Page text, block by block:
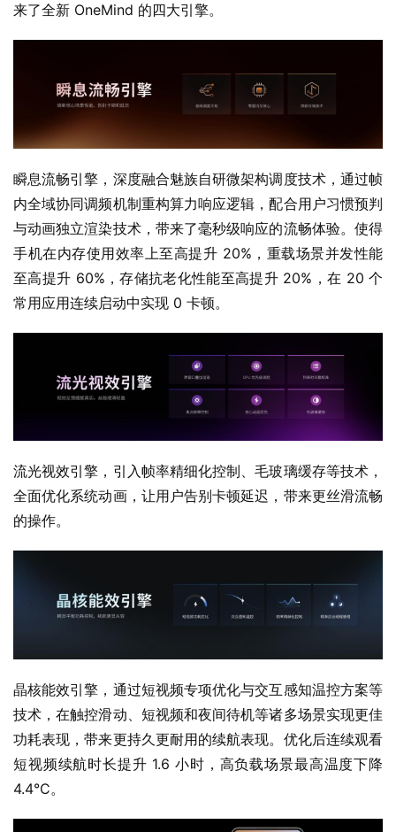
来了全新 OneMind 的四大引擎。
瞬息流畅引擎，深度融合魅族自研微架构调度技术，通过帧
内全域协同调频机制重构算力响应逻辑，配合用户习惯预判
与动画独立渲染技术，带来了毫秒级响应的流畅体验。使得
手机在内存使用效率上至高提升 20%，重载场景并发性能
至高提升 60%，存储抗老化性能至高提升 20%，在 20 个
常用应用连续启动中实现 0 卡顿。
流光视效引擎，引入帧率精细化控制、毛玻璃缓存等技术，
全面优化系统动画，让用户告别卡顿延迟，带来更丝滑流畅
的操作。
晶核能效引擎，通过短视频专项优化与交互感知温控方案等
技术，在触控滑动、短视频和夜间待机等诸多场景实现更佳
功耗表现，带来更持久更耐用的续航表现。优化后连续观看
短视频续航时长提升 1.6 小时，高负载场景最高温度下降
4.4°C。